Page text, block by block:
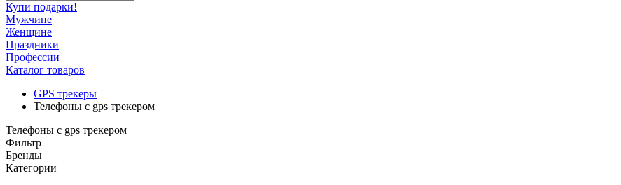
Купи подарки!
Мужчине
Женщине
Праздники
Профессии
Каталог товаров
GPS трекеры
Телефоны с gps трекером
Телефоны с gps трекером
Фильтр
Бренды
Категории